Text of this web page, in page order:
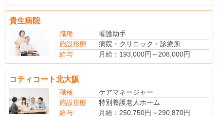
【賞与】あり
【退職金制度】あり
貴生病院
職種
看護助手
施設形態
病院・クリニック・診療所
給与
月給：193,000円～208,000円
※夜勤手当4回分を含む
（上記月給に含まれる手当内訳）
職務手当25,000円～30,000円
調整手当15,000円～20,000円
コティコート北大阪
職種
ケアマネージャー
施設形態
特別養護老人ホーム
給与
月給：250,750円～290,870円